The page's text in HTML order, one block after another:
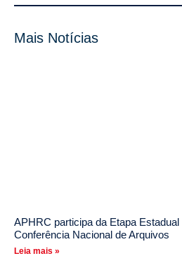
Mais Notícias
APHRC participa da Etapa Estadual
Conferência Nacional de Arquivos
Leia mais »